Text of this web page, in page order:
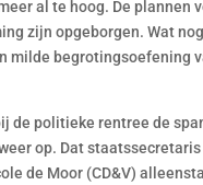
al te hoog. De plannen
zijn opgeborgen. Wat
milde begrotingsoefening
de politieke rentree de
op. Dat staatssecretaris
de Moor (CD&V)